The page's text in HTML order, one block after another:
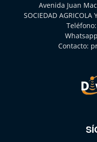
Avenida Juan
SOCIEDAD AGRICOLA
Teléfono:
Contacto: